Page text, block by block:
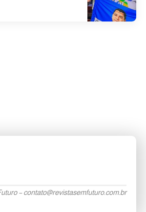
–contato@revistasemfuturo.com.br